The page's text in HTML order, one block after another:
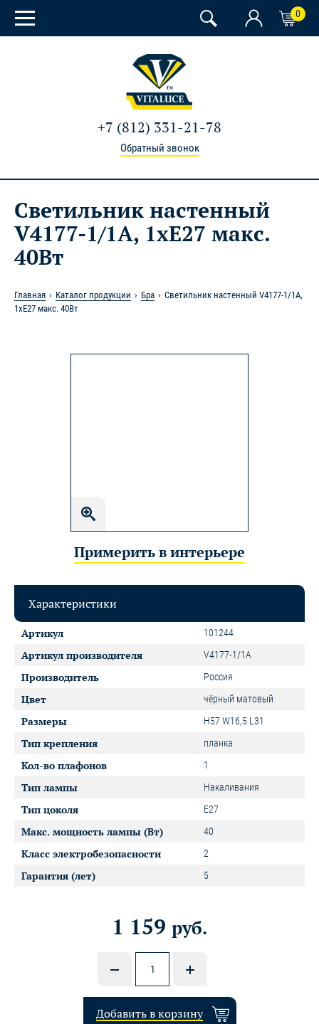
0
+7 (812) 331-21-78
Обратный звонок
Светильник настенный
V4177-1/1A, 1xE27 макс.
40Вт
Главная Каталог продукции Бра
Светильник настенный V4177-1/1A,
1xE27 макс. 40Вт
Примерить в интерьере
Характеристики
Артикул 101244
Артикул производителя V4177-1/1A
Производитель Россия
Цвет чёрный матовый
Размеры H57 W16,5 L31
Тип крепления планка
Кол-во плафонов 1
Тип лампы Накаливания
Тип цоколя E27
Макс. мощность лампы (Вт) 40
Класс электробезопасности 2
Гарантия (лет) 5
1 159 руб.
Добавить в корзину